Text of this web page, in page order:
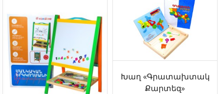
Խաղ «Գրատախտակ
Քարտեզ»